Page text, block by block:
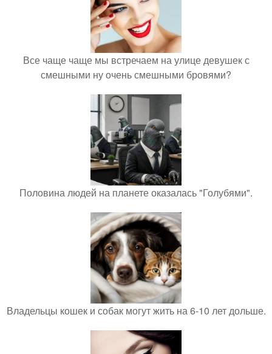
Все чаще чаще мы встречаем на улице девушек с
смешными ну очень смешными бровями?
Половина людей на планете оказалась "Голубями".
Владельцы кошек и собак могут жить на 6-10 лет дольше.